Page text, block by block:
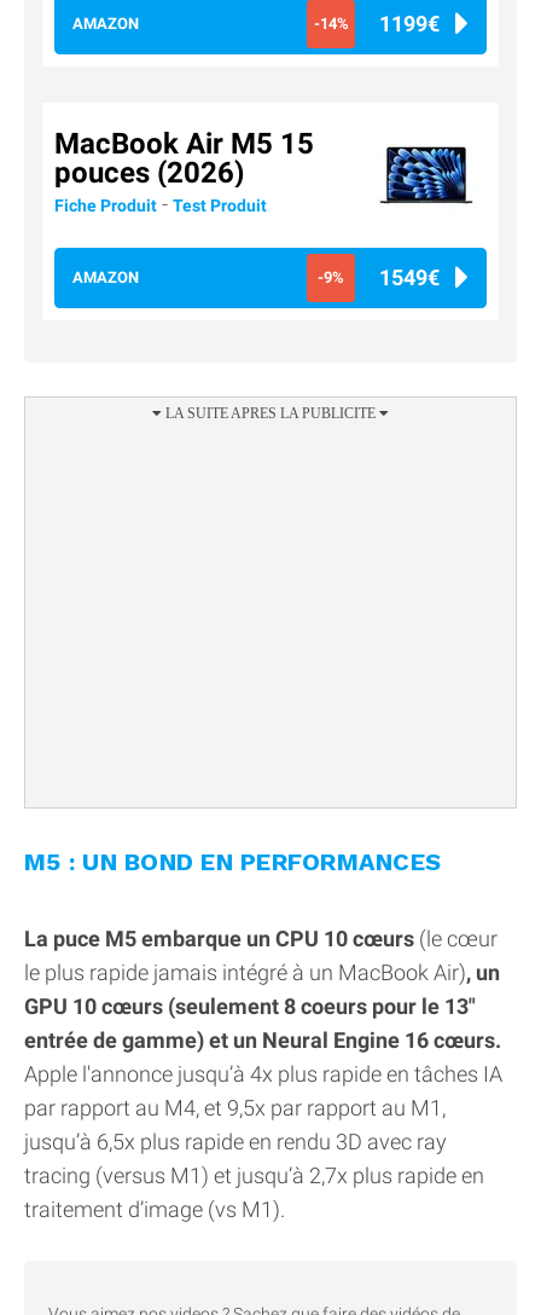
AMAZON -14% 1199€
MacBook Air M5 15
pouces (2026)
Fiche Produit - Test Produit
AMAZON -9% 1549€
M5 : UN BOND EN PERFORMANCES
La puce M5 embarque un CPU 10 cœurs (le cœur
le plus rapide jamais intégré à un MacBook Air), un
GPU 10 cœurs (seulement 8 coeurs pour le 13"
entrée de gamme) et un Neural Engine 16 cœurs.
Apple l'annonce jusqu’à 4x plus rapide en tâches IA
par rapport au M4, et 9,5x par rapport au M1,
jusqu’à 6,5x plus rapide en rendu 3D avec ray
tracing (versus M1) et jusqu’à 2,7x plus rapide en
traitement d’image (vs M1).